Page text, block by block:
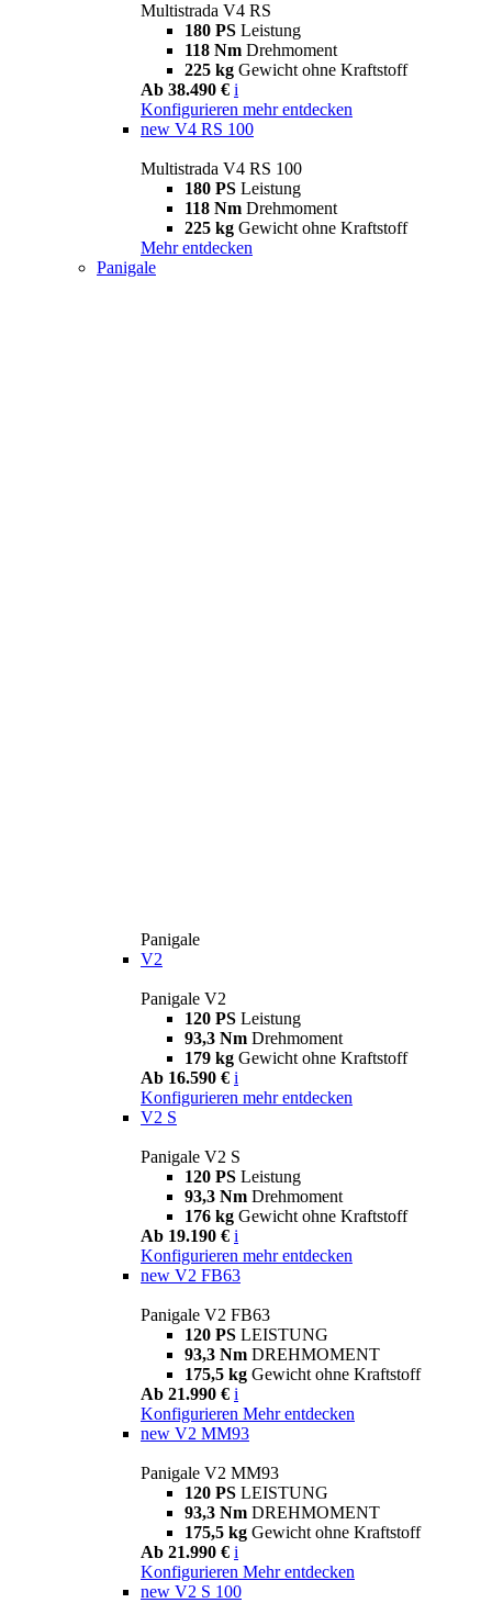
Multistrada V4 RS
180 PS Leistung
118 Nm Drehmoment
225 kg Gewicht ohne Kraftstoff
Ab 38.490 € i
Konfigurieren mehr entdecken
new V4 RS 100
Multistrada V4 RS 100
180 PS Leistung
118 Nm Drehmoment
225 kg Gewicht ohne Kraftstoff
Mehr entdecken
Panigale
Panigale
V2
Panigale V2
120 PS Leistung
93,3 Nm Drehmoment
179 kg Gewicht ohne Kraftstoff
Ab 16.590 € i
Konfigurieren mehr entdecken
V2 S
Panigale V2 S
120 PS Leistung
93,3 Nm Drehmoment
176 kg Gewicht ohne Kraftstoff
Ab 19.190 € i
Konfigurieren mehr entdecken
new V2 FB63
Panigale V2 FB63
120 PS LEISTUNG
93,3 Nm DREHMOMENT
175,5 kg Gewicht ohne Kraftstoff
Ab 21.990 € i
Konfigurieren Mehr entdecken
new V2 MM93
Panigale V2 MM93
120 PS LEISTUNG
93,3 Nm DREHMOMENT
175,5 kg Gewicht ohne Kraftstoff
Ab 21.990 € i
Konfigurieren Mehr entdecken
new V2 S 100